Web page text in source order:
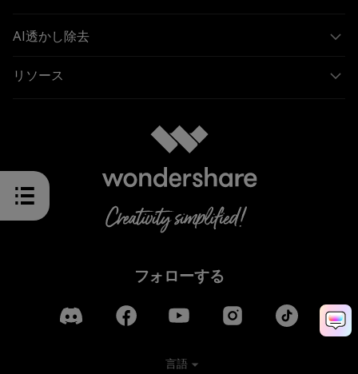
フォローする
AI透かし除去
リソース
言語